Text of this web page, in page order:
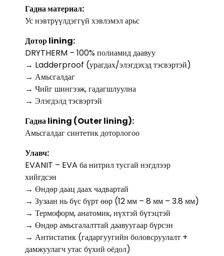
Гадна материал:
Ус нэвтрүүлдэггүй хэвлэмэл арьс
Дотор lining:
DRYTHERM – 100% полиамид даавуу
→ Ladderproof (урагдах/элэгдэхэд тэсвэртэй)
→ Амьсгалдаг
→ Чийг шингээж, гадагшлуулна
→ Элэгдэлд тэсвэртэй
Гадна lining (Outer lining):
Амьсгалдаг синтетик доторлогоо
Улавч:
EVANIT – EVA ба нитрил тусгай нэгдлээр
хийгдсэн
→ Өндөр даац даах чадвартай
→ Зузаан нь бүс бүрт өөр (12 мм – 8 мм – 3.8 мм)
→ Термоформ, анатомик, нүхтэй бүтэцтэй
→ Өндөр амьсгалалттай даавуугаар бүрсэн
→ Антистатик (гадаргуугийн боловсруулалт +
дамжуулагч утас бүхий оёдол)